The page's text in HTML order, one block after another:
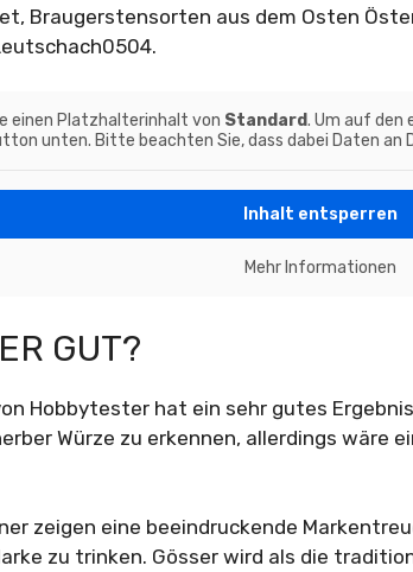
Braugerstensorten aus dem Osten
einen Platzhalterinhalt von Standard. Um auf den
unten. Bitte beachten Sie, dass dabei Daten
Inhalt entsperren
Mehr Informationen
GUT?
Hobbytester hat ein sehr gutes
Würze zu erkennen, allerdings wäre
zeigen eine beeindruckende
zu trinken. Gösser wird als die